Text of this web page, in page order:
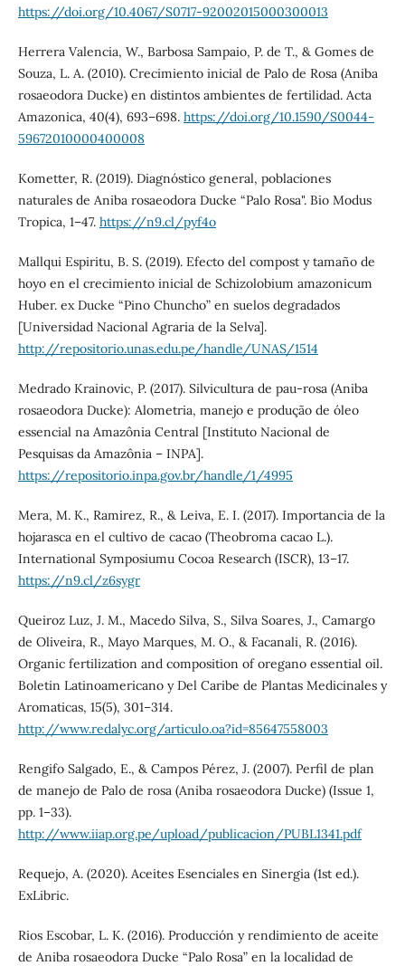
https://doi.org/10.4067/S0717-92002015000300013
Herrera Valencia, W., Barbosa Sampaio, P. de T., & Gomes de
Souza, L. A. (2010). Crecimiento inicial de Palo de Rosa (Aniba
rosaeodora Ducke) en distintos ambientes de fertilidad. Acta
Amazonica, 40(4), 693–698. https://doi.org/10.1590/S0044-
59672010000400008
Kometter, R. (2019). Diagnóstico general, poblaciones
naturales de Aniba rosaeodora Ducke “Palo Rosa". Bio Modus
Tropica, 1–47. https://n9.cl/pyf4o
Mallqui Espiritu, B. S. (2019). Efecto del compost y tamaño de
hoyo en el crecimiento inicial de Schizolobium amazonicum
Huber. ex Ducke “Pino Chuncho” en suelos degradados
[Universidad Nacional Agraria de la Selva].
http://repositorio.unas.edu.pe/handle/UNAS/1514
Medrado Krainovic, P. (2017). Silvicultura de pau-rosa (Aniba
rosaeodora Ducke): Alometria, manejo e produção de óleo
essencial na Amazônia Central [Instituto Nacional de
Pesquisas da Amazônia – INPA].
https://repositorio.inpa.gov.br/handle/1/4995
Mera, M. K., Ramirez, R., & Leiva, E. I. (2017). Importancia de la
hojarasca en el cultivo de cacao (Theobroma cacao L.).
International Symposiumu Cocoa Research (ISCR), 13–17.
https://n9.cl/z6sygr
Queiroz Luz, J. M., Macedo Silva, S., Silva Soares, J., Camargo
de Oliveira, R., Mayo Marques, M. O., & Facanali, R. (2016).
Organic fertilization and composition of oregano essential oil.
Boletin Latinoamericano y Del Caribe de Plantas Medicinales y
Aromaticas, 15(5), 301–314.
http://www.redalyc.org/articulo.oa?id=85647558003
Rengifo Salgado, E., & Campos Pérez, J. (2007). Perfil de plan
de manejo de Palo de rosa (Aniba rosaeodora Ducke) (Issue 1,
pp. 1–33).
http://www.iiap.org.pe/upload/publicacion/PUBL1341.pdf
Requejo, A. (2020). Aceites Esenciales en Sinergia (1st ed.).
ExLibric.
Rios Escobar, L. K. (2016). Producción y rendimiento de aceite
de Aniba rosaeodora Ducke “Palo Rosa” en la localidad de